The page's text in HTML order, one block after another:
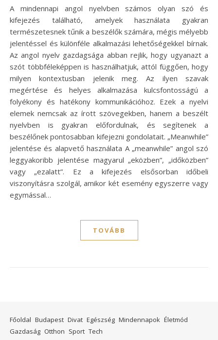
A mindennapi angol nyelvben számos olyan szó és
kifejezés található, amelyek használata gyakran
természetesnek tűnik a beszélők számára, mégis mélyebb
jelentéssel és különféle alkalmazási lehetőségekkel bírnak.
Az angol nyelv gazdagsága abban rejlik, hogy ugyanazt a
szót többféleképpen is használhatjuk, attól függően, hogy
milyen kontextusban jelenik meg. Az ilyen szavak
megértése és helyes alkalmazása kulcsfontosságú a
folyékony és hatékony kommunikációhoz. Ezek a nyelvi
elemek nemcsak az írott szövegekben, hanem a beszélt
nyelvben is gyakran előfordulnak, és segítenek a
beszélőnek pontosabban kifejezni gondolatait. „Meanwhile”
jelentése és alapvető használata A „meanwhile” angol szó
leggyakoribb jelentése magyarul „eközben”, „időközben”
vagy „ezalatt”. Ez a kifejezés elsősorban időbeli
viszonyításra szolgál, amikor két esemény egyszerre vagy
egymással…
TOVÁBB
Főoldal Budapest Divat Egészség Mindennapok Életmód
Gazdaság Otthon Sport Tech